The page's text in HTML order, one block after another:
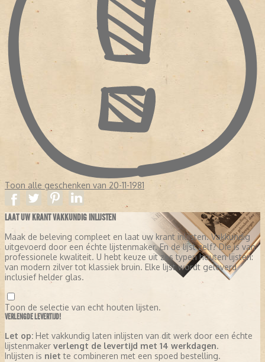
Toon alle geschenken van 20-11-1981
LAAT UW KRANT VAKKUNDIG INLIJSTEN
Maak de beleving compleet en laat uw krant inlijsten. Vakkundig
uitgevoerd door een échte lijstenmaker. En de lijst zelf? Die is van
professionele kwaliteit. U hebt keuze uit zes typen houten lijsten:
van modern zilver tot klassiek bruin. Elke lijst wordt geleverd
inclusief helder glas.
Toon de selectie van echt houten lijsten.
VERLENGDE LEVERTIJD!
Let op: Het vakkundig laten inlijsten van dit werk door een échte
lijstenmaker verlengt de levertijd met 14 werkdagen.
Inlijsten is niet te combineren met een spoed bestelling.